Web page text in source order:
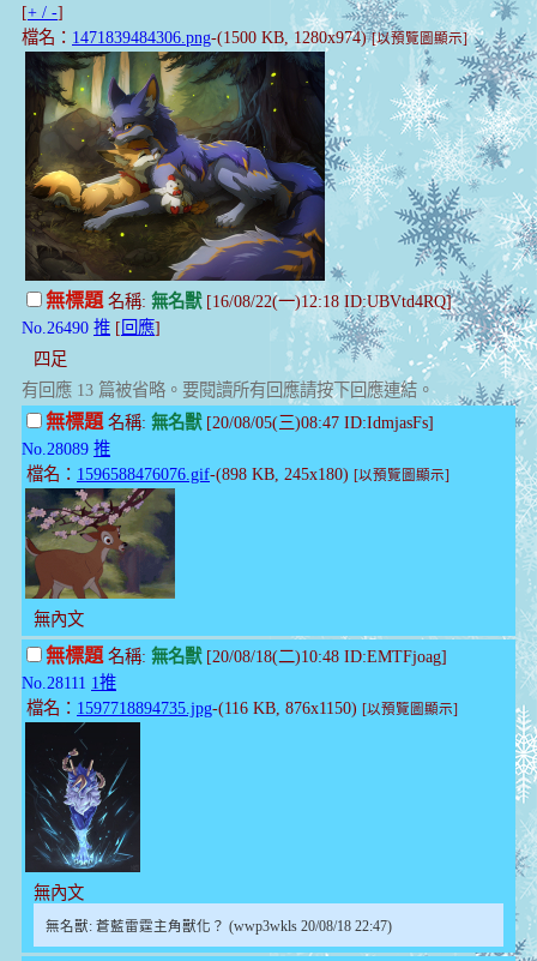
[+ / -]
檔名： 1471839484306.png-(1500 KB, 1280x974)[以預覽圖顯示]
無標題名稱: 無名獸[16/08/22(一)12:18 ID:UBVtd4RQ]
No.26490 推 [ 回應]
四足
有回應 13 篇被省略。要閱讀所有回應請按下回應連結。
無標題名稱: 無名獸[20/08/05(三)08:47 ID:IdmjasFs]
No.28089 推
檔名： 1596588476076.gif-(898 KB, 245x180) [以預覽圖顯示]
無內文
無標題名稱: 無名獸[20/08/18(二)10:48 ID:EMTFjoag]
No.28111 1推
檔名： 1597718894735.jpg-(116 KB, 876x1150) [以預覽圖顯示]
無內文
無名獸: 蒼藍雷霆主角獸化？ (wwp3wkls 20/08/18 22:47)